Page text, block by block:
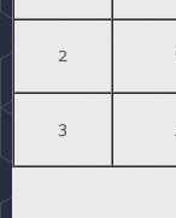
2
3